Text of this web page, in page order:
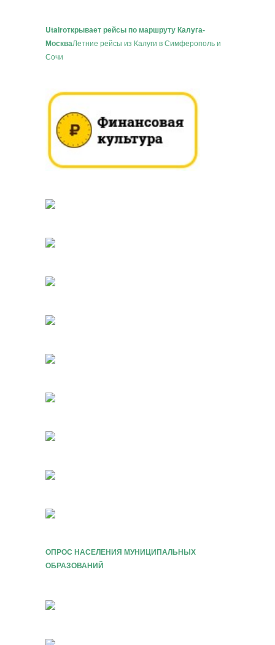
Utairоткрывает рейсы по маршруту Калуга-
МоскваЛетние рейсы из Калуги в Симферополь и
Сочи
ОПРОС НАСЕЛЕНИЯ МУНИЦИПАЛЬНЫХ
ОБРАЗОВАНИЙ